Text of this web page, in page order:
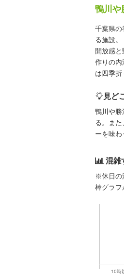
鴨川や
千葉県
る施設
開放感
作りの
は四季
見ど
鴨川や
る。ま
ーを味わ
混雑
※休日の
棒グラフ